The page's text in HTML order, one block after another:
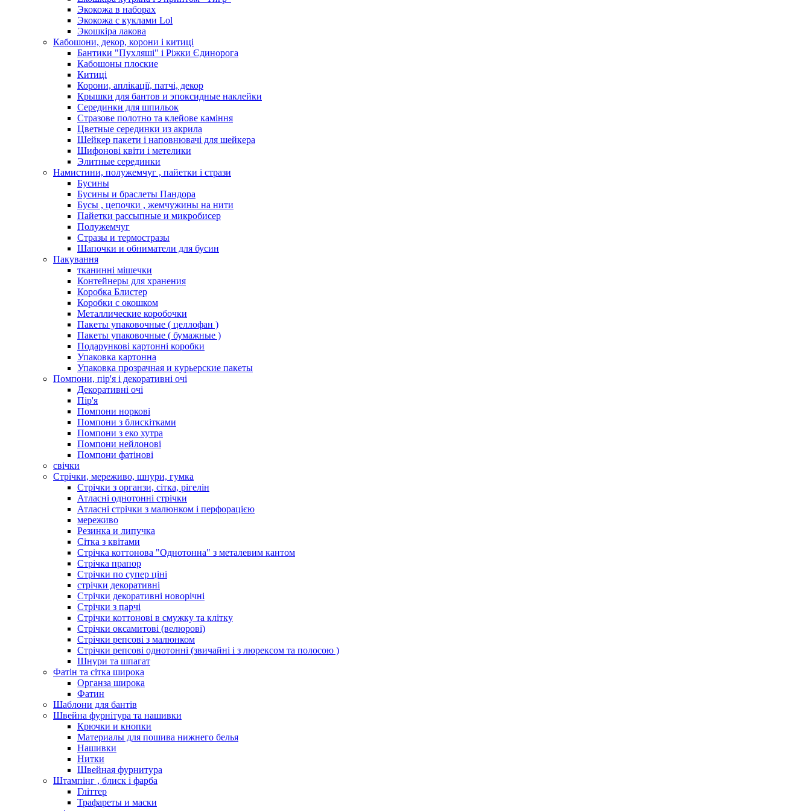
Экокожа в наборах
Экокожа с куклами Lol
Экошкiра лакова
Кабошони, декор, корони і китиці
Бантики "Пухляші" і Ріжки Єдинорога
Кабошоны плоские
Китиці
Корони, аплікації, патчі, декор
Крышки для бантов и эпоксидные наклейки
Серединки для шпильок
Стразове полотно та клейове каміння
Цветные серединки из акрила
Шейкер пакети і наповнювачі для шейкера
Шифонові квіти і метелики
Элитные серединки
Намистини, полужемчуг , пайетки і стрази
Бусины
Бусины и браслеты Пандора
Бусы , цепочки , жемчужины на нити
Пайетки рассыпные и микробисер
Полужемчуг
Стразы и термостразы
Шапочки и обниматели для бусин
Пакування
тканинні мішечки
Контейнеры для хранения
Коробка Блистер
Коробки с окошком
Металлические коробочки
Пакеты упаковочные ( целлофан )
Пакеты упаковочные ( бумажные )
Подарункові картонні коробки
Упаковка картонна
Упаковка прозрачная и курьерские пакеты
Помпони, пір'я і декоративні очі
Декоративні очі
Пір'я
Помпони норкові
Помпони з блискітками
Помпони з еко хутра
Помпони нейлонові
Помпони фатінові
свічки
Стрічки, мереживо, шнури, гумка
Стрічки з органзи, сітка, рігелін
Атласні однотонні стрічки
Атласні стрічки з малюнком і перфорацією
мереживо
Резинка и липучка
Сітка з квітами
Стрічка коттонова "Однотонна" з металевим кантом
Стрічка прапор
Стрічки по супер ціні
стрічки декоративні
Стрічки декоративні новорічні
Стрічки з парчі
Стрічки коттонові в смужку та клітку
Стрічки оксамитові (велюрові)
Стрічки репсові з малюнком
Стрічки репсові однотонні (звичайні і з люрексом та полосою )
Шнури та шпагат
Фатін та сітка широка
Органза широка
Фатин
Шаблони для бантів
Швейна фурнітура та нашивки
Крючки и кнопки
Материалы для пошива нижнего белья
Нашивки
Нитки
Швейная фурнитура
Штампінг , блиск і фарба
Гліттер
Трафареты и маски